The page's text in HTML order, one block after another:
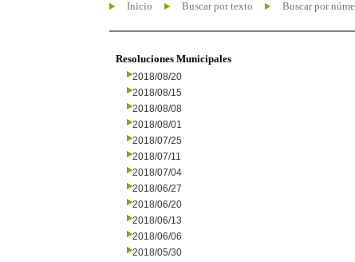
Inicio Buscar por texto Buscar por
Resoluciones Municipales
2018/08/20
2018/08/15
2018/08/08
2018/08/01
2018/07/25
2018/07/11
2018/07/04
2018/06/27
2018/06/20
2018/06/13
2018/06/06
2018/05/30